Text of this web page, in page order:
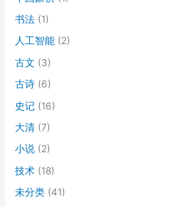
书法 (1)
人工智能 (2)
古文 (3)
古诗 (6)
史记 (16)
大清 (7)
小说 (2)
技术 (18)
未分类 (41)